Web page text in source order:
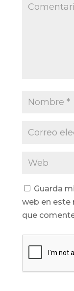
Guarda
web en este
que